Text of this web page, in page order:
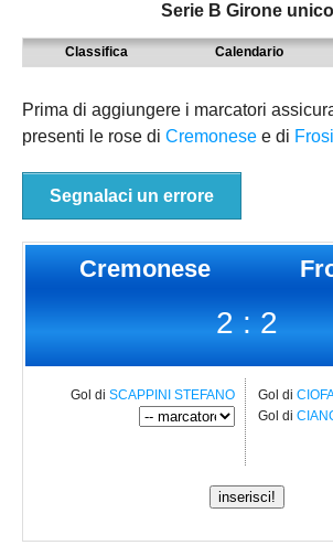
PARMA
PIACENZA
9° TORNEO EMILIAGOL
ECCELLENZA
PRIMA
SECONDA
REGIONALI
Serie B Girone unico
Classifica Calendario
Prima di aggiungere i marcatori
presenti le rose di Cremonese e di
Segnalaci un errore
Cremonese
2 : 2
Gol diSCAPPINI STEFANO Gol di
Gol di